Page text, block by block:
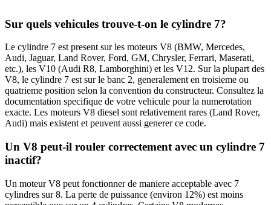
Sur quels vehicules trouve-t-on le cylindre 7?
Le cylindre 7 est present sur les moteurs V8 (BMW, Mercedes,
Audi, Jaguar, Land Rover, Ford, GM, Chrysler, Ferrari, Maserati,
etc.), les V10 (Audi R8, Lamborghini) et les V12. Sur la plupart des
V8, le cylindre 7 est sur le banc 2, generalement en troisieme ou
quatrieme position selon la convention du constructeur. Consultez la
documentation specifique de votre vehicule pour la numerotation
exacte. Les moteurs V8 diesel sont relativement rares (Land Rover,
Audi) mais existent et peuvent aussi generer ce code.
Un V8 peut-il rouler correctement avec un cylindre 7
inactif?
Un moteur V8 peut fonctionner de maniere acceptable avec 7
cylindres sur 8. La perte de puissance (environ 12%) est moins